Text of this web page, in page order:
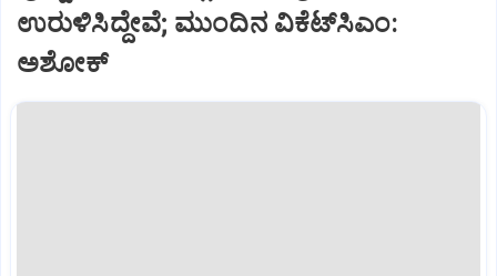
ಉರುಳಿಸಿದ್ದೇವೆ; ಮುಂದಿನ ವಿಕೆಟ್‌ಸಿಎಂ:
ಅಶೋಕ್‌